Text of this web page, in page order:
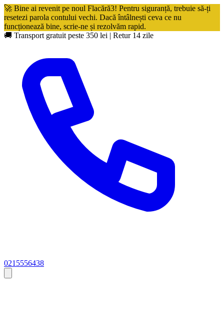
🚀 Bine ai revenit pe noul Flacără3! Pentru siguranță, trebuie să-ți
resetezi parola contului vechi. Dacă întâlnești ceva ce nu
funcționează bine, scrie-ne și rezolvăm rapid.
🚚 Transport gratuit peste 350 lei | Retur 14 zile
0215556438